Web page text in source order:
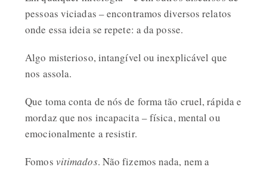
pessoas viciadas – encontramos diversos relatos
onde essa ideia se repete: a da posse.
Algo misterioso, intangível ou inexplicável que
nos assola.
Que toma conta de nós de forma tão cruel, rápida e
mordaz que nos incapacita – física, mental ou
emocionalmente a resistir.
Fomos vitimados. Não fizemos nada, nem a